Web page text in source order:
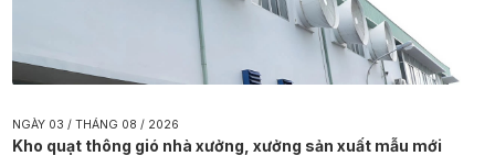
NGÀY 03 / THÁNG 08 / 2026
Kho quạt thông gió nhà xưởng, xưởng sản xuất mẫu mới